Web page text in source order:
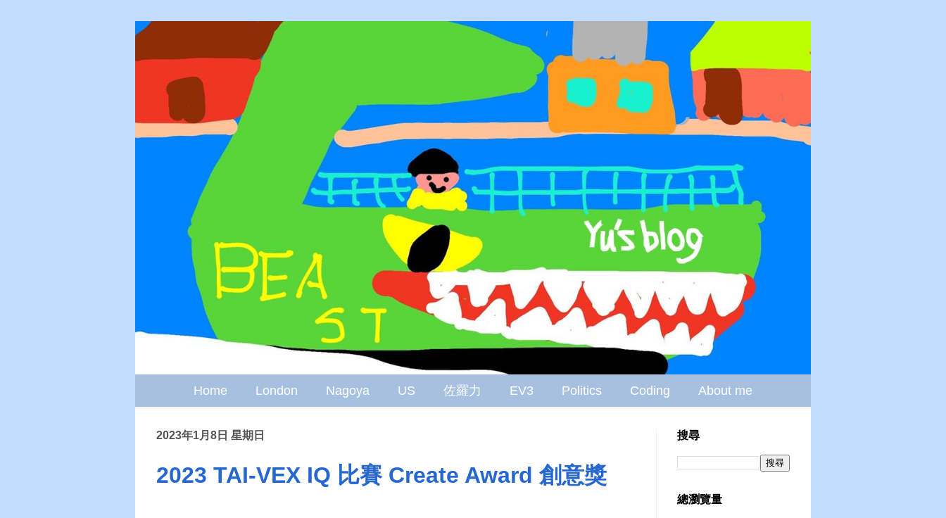
Home London Nagoya US 佐羅力 EV3 Politics Coding About me
2023年1月8日 星期日
2023 TAI-VEX IQ 比賽 Create Award 創意獎
搜尋
總瀏覽量